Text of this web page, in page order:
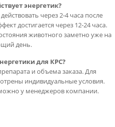
энергетик?
через 2-4 часа после
достигается через 12-24 часа.
животного заметно уже на
день.
для КРС?
и объема заказа. Для
индивидуальные условия.
у менеджеров компании.